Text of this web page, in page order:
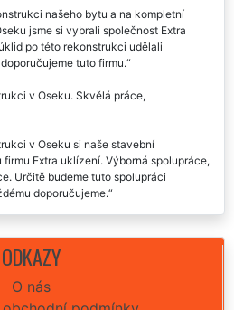
našeho bytu a na kompletní
jsme si vybrali společnost Extra
po této rekonstrukci udělali
tuto firmu.
v Oseku. Skvělá práce,
v Oseku si naše stavební
Extra uklízení. Výborná spolupráce,
Určitě budeme tuto spolupráci
doporučujeme.
firmy extra uklízení. Profesionální
ODKAZY
O nás